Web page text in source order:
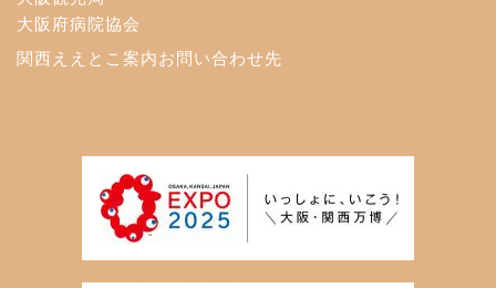
大阪府病院協会
関西ええとこ案内お問い合わせ先